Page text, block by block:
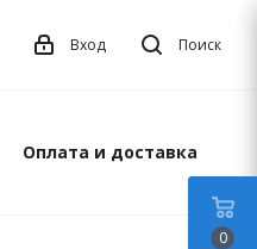
Вход Поиск
Оплата и доставка
0